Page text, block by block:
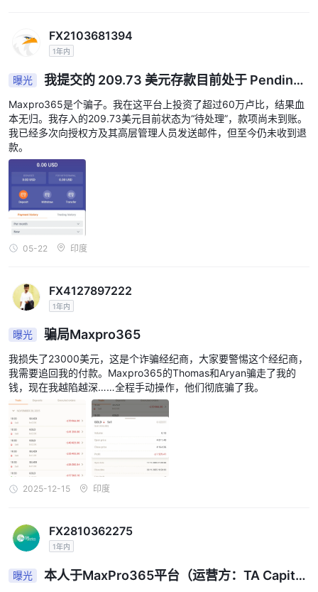
FX2103681394
1年内
曝光
我提交的 209.73 美元存款目前处于 Pending
Maxpro365是个骗子。我在这平台上投资了超过60万卢比，结果血
本无归。我存入的209.73美元目前状态为“待处理”，款项尚未到账。
我已经多次向授权方及其高层管理人员发送邮件，但至今仍未收到退
款。
05-22 印度
FX4127897222
1年内
曝光 骗局Maxpro365
我损失了23000美元，这是个诈骗经纪商，大家要警惕这个经纪商，
我需要追回我的付款。Maxpro365的Thomas和Aryan骗走了我的
钱，现在我越陷越深……全程手动操作，他们彻底骗了我。
2025-12-15 印度
FX2810362275
1年内
曝光
本人于MaxPro365平台（运营方：TA Capital